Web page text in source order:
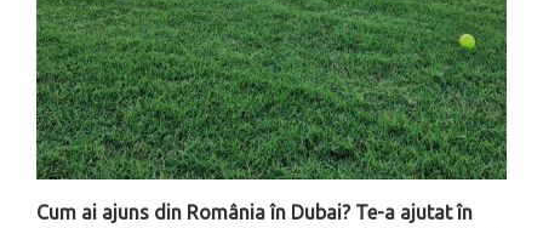
Cum ai ajuns din România în Dubai? Te-a ajutat în